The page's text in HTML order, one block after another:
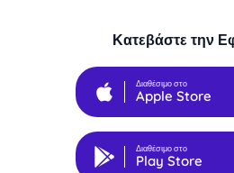
Κατεβάστε την
Διαθέσιμο στο
Apple Store
Διαθέσιμο στο
Play Store